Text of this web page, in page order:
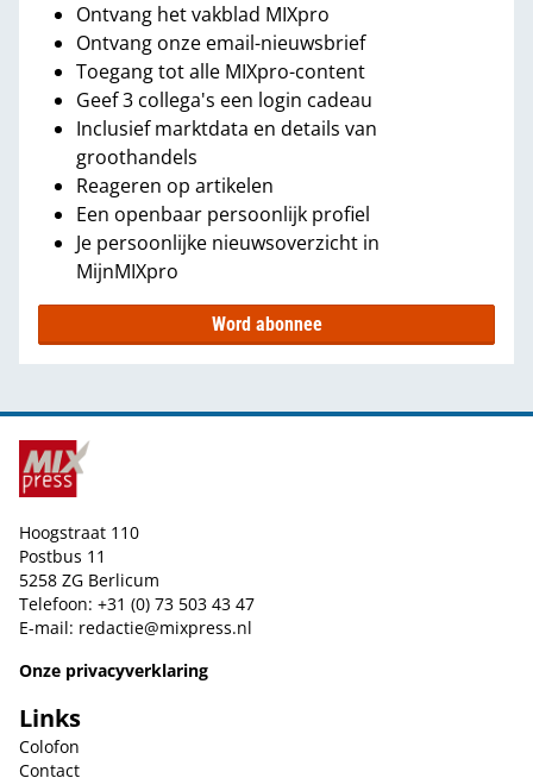
Ontvang het vakblad MIXpro
Ontvang onze email-nieuwsbrief
Toegang tot alle MIXpro-content
Geef 3 collega's een login cadeau
Inclusief marktdata en details van
groothandels
Reageren op artikelen
Een openbaar persoonlijk profiel
Je persoonlijke nieuwsoverzicht in
MijnMIXpro
Word abonnee
Hoogstraat 110
Postbus 11
5258 ZG Berlicum
Telefoon: +31 (0) 73 503 43 47
E-mail: redactie@mixpress.nl
Onze privacyverklaring
Links
Colofon
Contact